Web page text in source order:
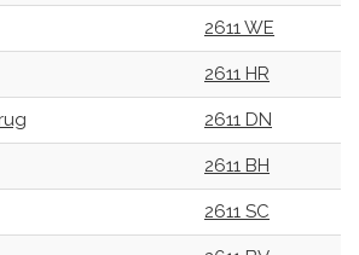
2611 WE
2611 HR
2611 DN
2611 BH
2611 SC